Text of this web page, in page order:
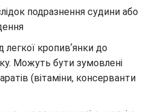
подразнення судини або
легкої кропивʼянки до
Можуть бути зумовлені
(вітаміни, консерванти